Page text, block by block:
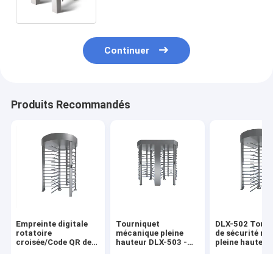
Continuer
Produits Recommandés
Empreinte digitale
rotatoire
croisée/Code QR de
Tourniquet
mécanique pleine
hauteur DLX-503 -
DLX-502
de sécurité
pleine